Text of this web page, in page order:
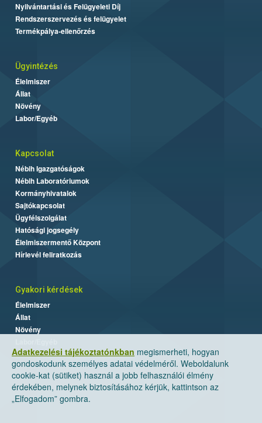
Adatkezelési tájékoztatónkban megismerheti, hogyan
gondoskodunk személyes adatai védelméről. Weboldalunk
cookie-kat (sütiket) használ a jobb felhasználói élmény
érdekében, melynek biztosításához kérjük, kattintson az
„Elfogadom” gombra.
Nyilvántartási és Felügyeleti Díj
Rendszerszervezés és felügyelet
Termékpálya-ellenőrzés
Ügyintézés
Élelmiszer
Állat
Növény
Labor/Egyéb
Kapcsolat
Nébih Igazgatóságok
Nébih Laboratóriumok
Kormányhivatalok
Sajtókapcsolat
Ügyfélszolgálat
Hatósági jogsegély
Élelmiszermentő Központ
Hírlevél feliratkozás
Gyakori kérdések
Élelmiszer
Állat
Növény